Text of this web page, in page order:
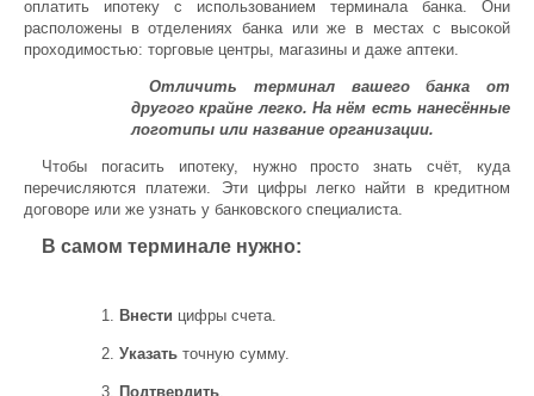
оплатить ипотеку с использованием терминала банка. Они
расположены в отделениях банка или же в местах с высокой
проходимостью: торговые центры, магазины и даже аптеки.
Отличить терминал вашего банка от
другого крайне легко. На нём есть нанесённые
логотипы или название организации.
Чтобы погасить ипотеку, нужно просто знать счёт, куда
перечисляются платежи. Эти цифры легко найти в кредитном
договоре или же узнать у банковского специалиста.
В самом терминале нужно:
Внести цифры счета.
Указать точную сумму.
Подтвердить.